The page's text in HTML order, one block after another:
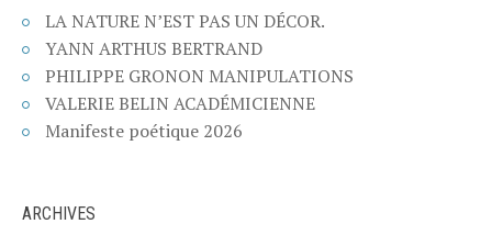
LA NATURE N’EST PAS UN DÉCOR.
YANN ARTHUS BERTRAND
PHILIPPE GRONON MANIPULATIONS
VALERIE BELIN ACADÉMICIENNE
Manifeste poétique 2026
ARCHIVES